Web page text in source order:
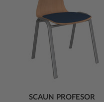
SCAUN PROFESOR